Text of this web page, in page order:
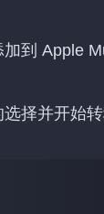
加到 Apple
择并开始